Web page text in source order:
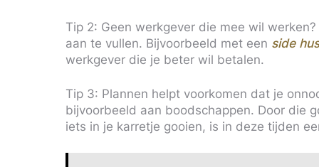
Tip 2: Geen werkgever die mee wil
aan te vullen. Bijvoorbeeld met een side
werkgever die je beter wil betalen.
Tip 3: Plannen helpt voorkomen dat je
bijvoorbeeld aan boodschappen. Door die
iets in je karretje gooien, is in deze tijden